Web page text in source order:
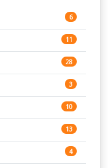
3
169
7
4
133
146
231
6
11
28
3
10
13
4